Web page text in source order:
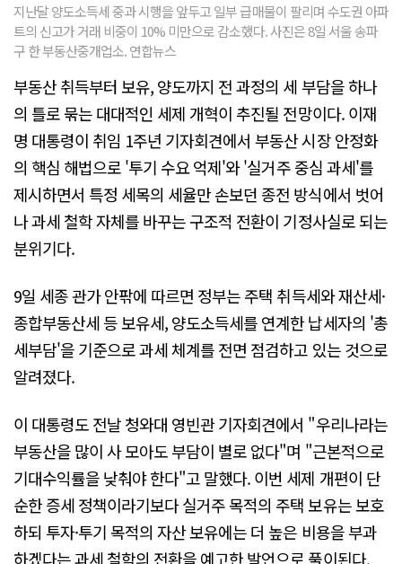
지난달 양도소득세 중과 시행을 앞두고 일부 급매물이 팔리며 수도권 아파
트의 신고가 거래 비중이 10% 미만으로 감소했다. 사진은 8일 서울 송파
구 한 부동산중개업소. 연합뉴스
부동산 취득부터 보유, 양도까지 전 과정의 세 부담을 하나
의 틀로 묶는 대대적인 세제 개혁이 추진될 전망이다. 이재
명 대통령이 취임 1주년 기자회견에서 부동산 시장 안정화
의 핵심 해법으로 '투기 수요 억제'와 '실거주 중심 과세'를
제시하면서 특정 세목의 세율만 손보던 종전 방식에서 벗어
나 과세 철학 자체를 바꾸는 구조적 전환이 기정사실로 되는
분위기다.
9일 세종 관가 안팎에 따르면 정부는 주택 취득세와 재산세·
종합부동산세 등 보유세, 양도소득세를 연계한 납세자의 '총
세부담'을 기준으로 과세 체계를 전면 점검하고 있는 것으로
알려졌다.
이 대통령도 전날 청와대 영빈관 기자회견에서 "우리나라는
부동산을 많이 사 모아도 부담이 별로 없다"며 "근본적으로
기대수익률을 낮춰야 한다"고 말했다. 이번 세제 개편이 단
순한 증세 정책이라기보다 실거주 목적의 주택 보유는 보호
하되 투자·투기 목적의 자산 보유에는 더 높은 비용을 부과
하겠다는 과세 철학의 전환을 예고한 발언으로 풀이된다.